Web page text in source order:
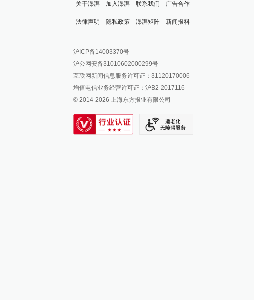
关于澎湃 加入澎湃 联系我们 广告合作
法律声明 隐私政策 澎湃矩阵
澎湃新闻公众号
澎湃新闻抖音号
派生万物开放平台
IP SHANGHAI
SIXTH TONE
新闻报料
报料邮箱: news@thepaper.cn
沪ICP备14003370号
沪公网安备31010602000299号
互联网新闻信息服务许可证：31120170006
增值电信业务经营许可证：沪B2-2017116
© 2014-2026 上海东方报业有限公司